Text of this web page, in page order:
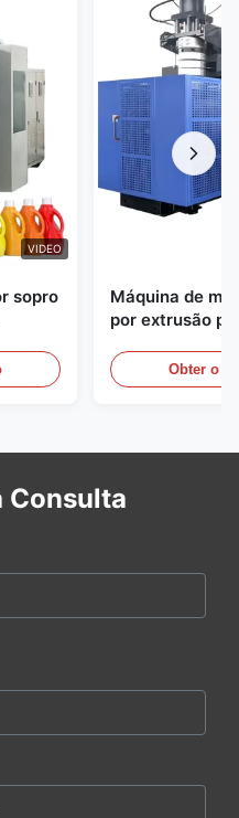
VIDEO
sopro
Máquina de
por extrusão
equipamento
moldagem por
Obter o
Consulta